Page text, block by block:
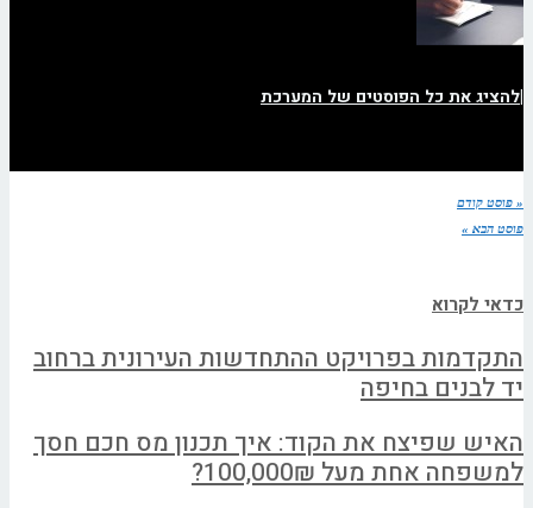
|להציג את כל הפוסטים של המערכת
« פוסט קודם
פוסט הבא »
כדאי לקרוא
התקדמות בפרויקט ההתחדשות העירונית ברחוב
יד לבנים בחיפה
האיש שפיצח את הקוד: איך תכנון מס חכם חסך
למשפחה אחת מעל 100,000₪?